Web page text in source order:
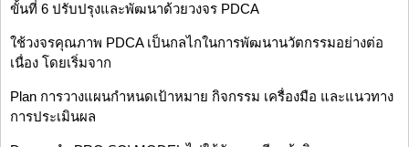
ขั้นที่ 6 ปรับปรุงและพัฒนาด้วยวงจร PDCA
ใช้วงจรคุณภาพ PDCA เป็นกลไกในการพัฒนานวัตกรรมอย่างต่อ
เนื่อง โดยเริ่มจาก
Plan การวางแผนกำหนดเป้าหมาย กิจกรรม เครื่องมือ และแนวทาง
การประเมินผล